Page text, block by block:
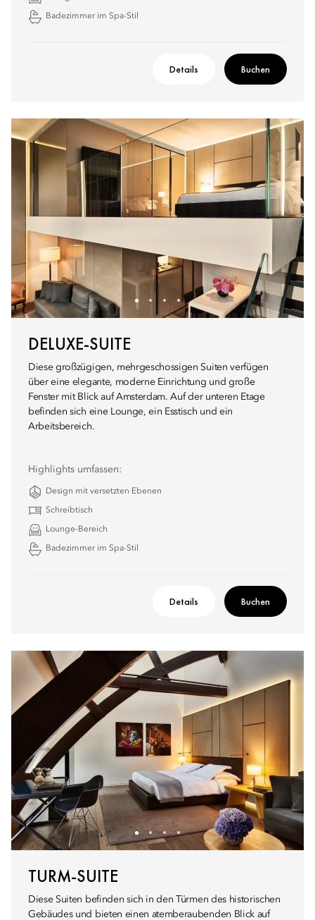
Badezimmer im Spa-Stil
Details Buchen
DELUXE-SUITE
Diese großzügigen, mehrgeschossigen Suiten verfügen
über eine elegante, moderne Einrichtung und große
Fenster mit Blick auf Amsterdam. Auf der unteren Etage
befinden sich eine Lounge, ein Esstisch und ein
Arbeitsbereich.
Highlights umfassen:
Design mit versetzten Ebenen
Schreibtisch
Lounge-Bereich
Badezimmer im Spa-Stil
Details Buchen
TURM-SUITE
Diese Suiten befinden sich in den Türmen des historischen
Gebäudes und bieten einen atemberaubenden Blick auf